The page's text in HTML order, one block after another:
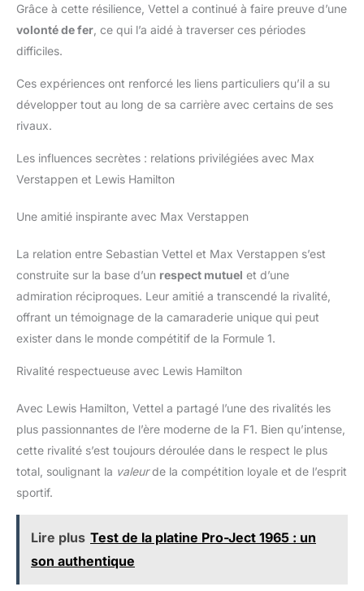
Grâce à cette résilience, Vettel a continué à faire preuve d’une
volonté de fer , ce qui l’a aidé à traverser ces périodes
difficiles.
Ces expériences ont renforcé les liens particuliers qu’il a su
développer tout au long de sa carrière avec certains de ses
rivaux.
Les influences secrètes : relations privilégiées avec Max
Verstappen et Lewis Hamilton
Une amitié inspirante avec Max Verstappen
La relation entre Sebastian Vettel et Max Verstappen s’est
construite sur la base d’un respect mutuel et d’une
admiration réciproques. Leur amitié a transcendé la rivalité,
offrant un témoignage de la camaraderie unique qui peut
exister dans le monde compétitif de la Formule 1.
Rivalité respectueuse avec Lewis Hamilton
Avec Lewis Hamilton, Vettel a partagé l’une des rivalités les
plus passionnantes de l’ère moderne de la F1. Bien qu’intense,
cette rivalité s’est toujours déroulée dans le respect le plus
total, soulignant la valeurde la compétition loyale et de l’esprit
sportif.
Lire plus Test de la platine Pro-Ject 1965 : un
son authentique